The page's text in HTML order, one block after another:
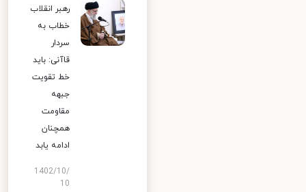
رهبر انقلاب
خطاب به
سردار
قاآنی: باید
خط تقویت
جبهه
مقاومت
همچنان
ادامه یابد
1402/10/
10